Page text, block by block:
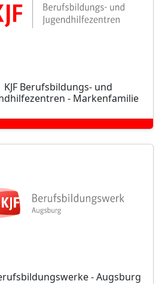
KJF Berufsbildungs- und
- Markenfamilie
- Augsburg